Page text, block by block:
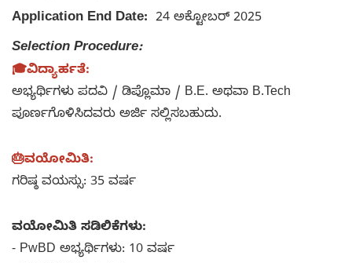
Application End Date: 24 ಅಕ್ಟೋಬರ್ 2025
Selection Procedure:
🎓ವಿದ್ಯಾರ್ಹತೆ:
ಅಭ್ಯರ್ಥಿಗಳು ಪದವಿ / ಡಿಪ್ಲೊಮಾ / B.E. ಅಥವಾ B.Tech
ಪೂರ್ಣಗೊಳಿಸಿದವರು ಅರ್ಜಿ ಸಲ್ಲಿಸಬಹುದು.
🎂ವಯೋಮಿತಿ:
ಗರಿಷ್ಠ ವಯಸ್ಸು: 35 ವರ್ಷ
ವಯೋಮಿತಿ ಸಡಿಲಿಕೆಗಳು:
- PwBD ಅಭ್ಯರ್ಥಿಗಳು: 10 ವರ್ಷ